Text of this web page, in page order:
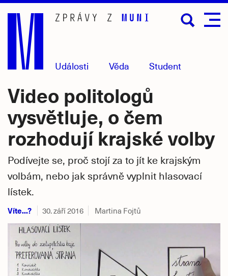
Přejít
hlavní
obsah
Události Věda Student
Video politologů
vysvětluje, o čem
rozhodují krajské volby
Podívejte se, proč stojí za to jít ke krajským
volbám, nebo jak správně vyplnit hlasovací
lístek.
Víte...? 30. září 2016 Martina Fojtů